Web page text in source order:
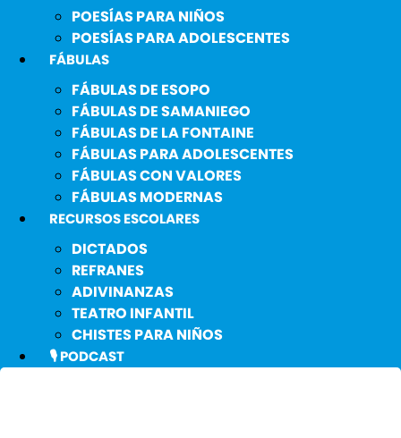
POESÍAS PARA NIÑOS
POESÍAS PARA ADOLESCENTES
FÁBULAS
FÁBULAS DE ESOPO
FÁBULAS DE SAMANIEGO
FÁBULAS DE LA FONTAINE
FÁBULAS PARA ADOLESCENTES
FÁBULAS CON VALORES
FÁBULAS MODERNAS
RECURSOS ESCOLARES
DICTADOS
REFRANES
ADIVINANZAS
TEATRO INFANTIL
CHISTES PARA NIÑOS
🎙️ PODCAST